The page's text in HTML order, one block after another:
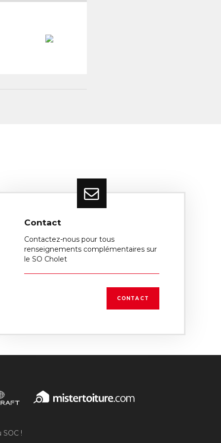
Contact
Contactez-nous pour tous
renseignements complémentaires sur
le SO Cholet
CONTACT
!